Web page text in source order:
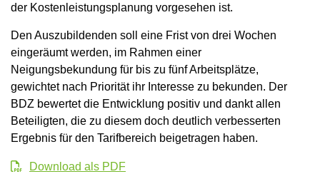
der Kostenleistungsplanung vorgesehen ist.
Den Auszubildenden soll eine Frist von drei Wochen
eingeräumt werden, im Rahmen einer
Neigungsbekundung für bis zu fünf Arbeitsplätze,
gewichtet nach Priorität ihr Interesse zu bekunden. Der
BDZ bewertet die Entwicklung positiv und dankt allen
Beteiligten, die zu diesem doch deutlich verbesserten
Ergebnis für den Tarifbereich beigetragen haben.
Download als PDF